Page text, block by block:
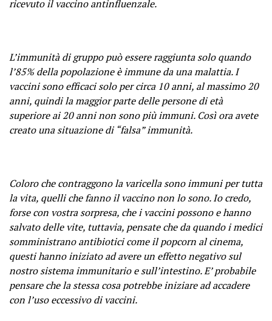
ricevuto il vaccino antinfluenzale.
L’immunità di gruppo può essere raggiunta solo quando
l’85% della popolazione è immune da una malattia. I
vaccini sono efficaci solo per circa 10 anni, al massimo 20
anni, quindi la maggior parte delle persone di età
superiore ai 20 anni non sono più immuni. Così ora avete
creato una situazione di “falsa” immunità.
Coloro che contraggono la varicella sono immuni per tutta
la vita, quelli che fanno il vaccino non lo sono. Io credo,
forse con vostra sorpresa, che i vaccini possono e hanno
salvato delle vite, tuttavia, pensate che da quando i medici
somministrano antibiotici come il popcorn al cinema,
questi hanno iniziato ad avere un effetto negativo sul
nostro sistema immunitario e sull’intestino. E’ probabile
pensare che la stessa cosa potrebbe iniziare ad accadere
con l’uso eccessivo di vaccini.